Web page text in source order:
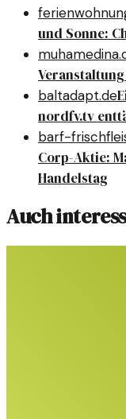
und Sonne:
baltadapt.de
nordfv.tv
barf-
Corp-Aktie:
Handelstag
Auch